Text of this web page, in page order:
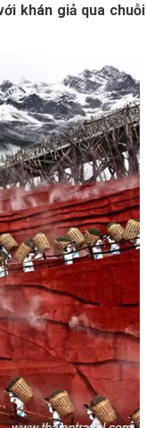
khán giả qua chuỗi